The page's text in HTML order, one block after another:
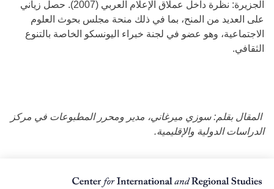
الجزيرة: نظرة داخل عملاق الإعلام العربي (2007). حصل زياني
على العديد من المنح، بما في ذلك منحة مجلس بحوث العلوم
الاجتماعية، وهو عضو في لجنة خبراء اليونسكو الخاصة بالتنوع
الثقافي.
المقال بقلم: سوزي ميرغاني، مدير ومحرر المطبوعات في مركز
الدراسات الدولية والإقليمية.